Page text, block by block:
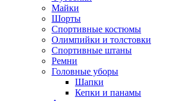
Майки
Шорты
Спортивные костюмы
Олимпийки и толстовки
Спортивные штаны
Ремни
Головные уборы
Шапки
Кепки и панамы